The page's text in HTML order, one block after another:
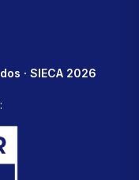
· SIECA 2026